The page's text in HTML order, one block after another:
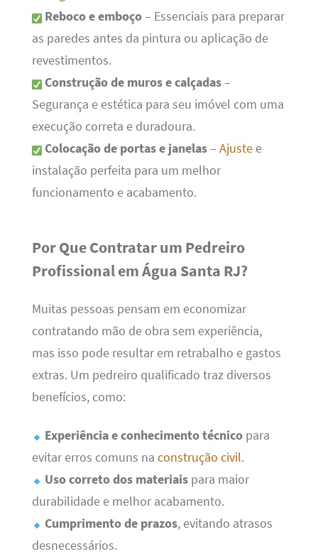
Reboco e emboço– Essenciais para preparar
as paredes antes da pintura ou aplicação de
revestimentos.
Construção de muros e calçadas–
Segurança e estética para seu imóvel com uma
execução correta e duradoura.
Colocação de portas e janelas– Ajustee
instalação perfeita para um melhor
funcionamento e acabamento.
Por Que Contratar um Pedreiro
Profissional em Água Santa RJ?
Muitas pessoas pensam em economizar
contratando mão de obra sem experiência,
mas isso pode resultar em retrabalho e gastos
extras. Um pedreiro qualificado traz diversos
benefícios, como:
Experiência e conhecimento técnicopara
evitar erros comuns na construção civil.
Uso correto dos materiaispara maior
durabilidade e melhor acabamento.
Cumprimento de prazos, evitando atrasos
desnecessários.